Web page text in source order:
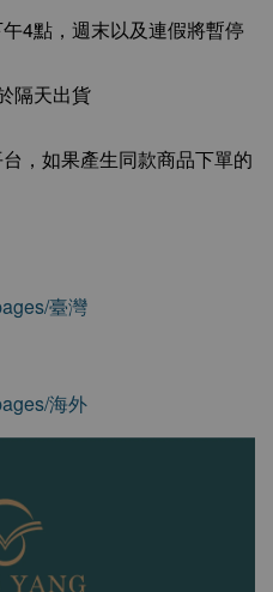
4點，週末以及連假將暫停
隔天出貨
，如果產生同款商品下單的
臺灣
海外